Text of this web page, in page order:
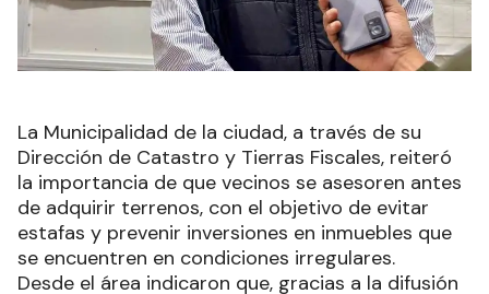
La Municipalidad de la ciudad, a través de su
Dirección de Catastro y Tierras Fiscales, reiteró
la importancia de que vecinos se asesoren antes
de adquirir terrenos, con el objetivo de evitar
estafas y prevenir inversiones en inmuebles que
se encuentren en condiciones irregulares.
Desde el área indicaron que, gracias a la difusión